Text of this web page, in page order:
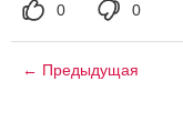
0 0
← Предыдущая